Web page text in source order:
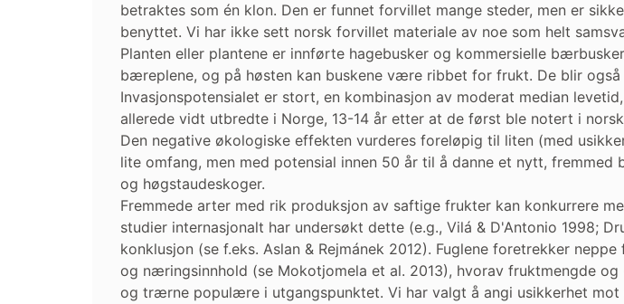
betraktes som én klon. Den er funnet forvillet mange steder, men er
benyttet. Vi har ikke sett norsk forvillet materiale av noe som helt
Planten eller plantene er innførte hagebusker og kommersielle
bæreplene, og på høsten kan buskene være ribbet for frukt. De blir
Invasjonspotensialet er stort, en kombinasjon av moderat median
allerede vidt utbredte i Norge, 13-14 år etter at de først ble notert i
Den negative økologiske effekten vurderes foreløpig til liten (med
lite omfang, men med potensial innen 50 år til å danne et nytt,
og høgstaudeskoger.
Fremmede arter med rik produksjon av saftige frukter kan konkurrere
studier internasjonalt har undersøkt dette (e.g., Vilá & D'Antonio 1998;
konklusjon (se f.eks. Aslan & Rejmánek 2012). Fuglene foretrekker
og næringsinnhold (se Mokotjomela et al. 2013), hvorav fruktmengde
og trærne populære i utgangspunktet. Vi har valgt å angi usikkerhet